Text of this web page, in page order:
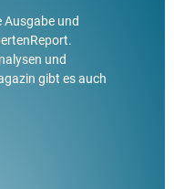
Ausgabe und
und
gibt es auch